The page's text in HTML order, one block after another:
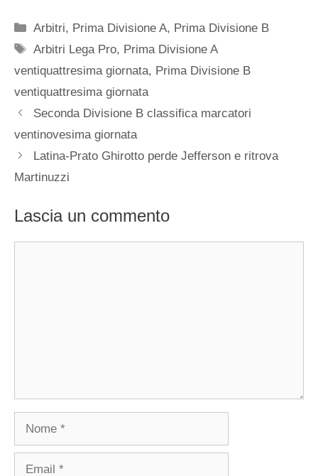
Categorie
Arbitri, Prima Divisione A, Prima Divisione B
Tag
Arbitri Lega Pro, Prima Divisione A
ventiquattresima giornata, Prima Divisione B
ventiquattresima giornata
Seconda Divisione B classifica marcatori
ventinovesima giornata
Latina-Prato Ghirotto perde Jefferson e ritrova
Martinuzzi
Lascia un commento
Nome
Email